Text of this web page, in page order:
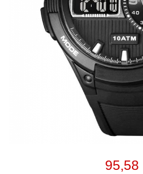
95,58